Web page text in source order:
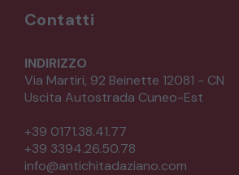
Contatti
INDIRIZZO
Via Martiri, 92 Beinette 12081 - CN
Uscita Autostrada Cuneo-Est
+39 0171.38.41.77
+39 3394.26.50.78
info@antichitadaziano.com